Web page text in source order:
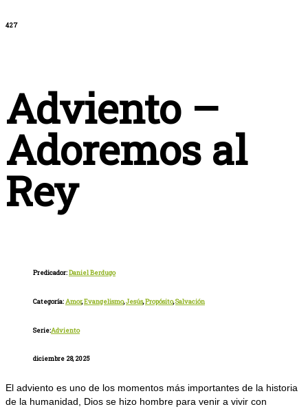
427
Adviento –
Adoremos al
Rey
Predicador:Daniel Berdugo
Categoría:Amor,Evangelismo,Jesús,Propósito,Salvación
Serie:Adviento
diciembre 28, 2025
El adviento es uno de los momentos más importantes de la historia
de la humanidad, Dios se hizo hombre para venir a vivir con